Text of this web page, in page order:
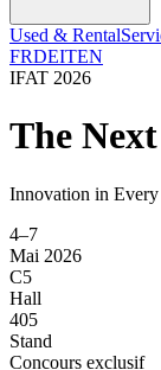
Used & Rental
FRDEITEN
IFAT 2026
The
Innovation in Every
4–7
Mai 2026
C5
Hall
405
Stand
Concours exclusif